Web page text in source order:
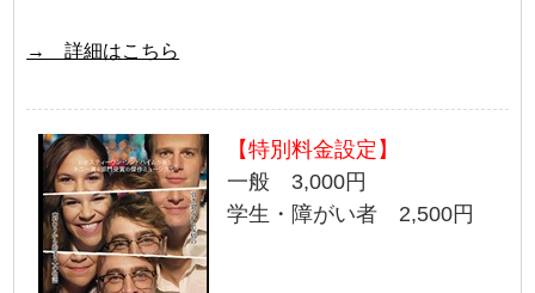
→ 詳細はこちら
【特別料金設定】
一般 3,000円
学生・障がい者 2,500円